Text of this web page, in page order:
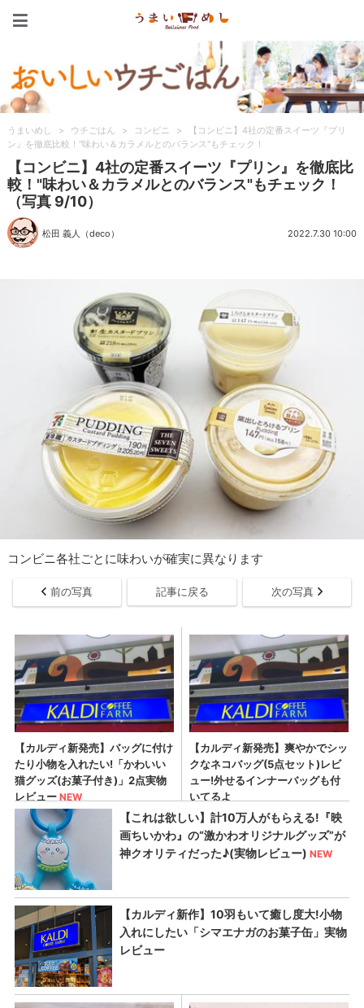
うまいめし > ウチごはん > コンビニ >
【コンビニ】4社の定番スイーツ『プリ
ン』を徹底比較！"味わい＆カラメルとのバランス"もチェック！
【コンビニ】4社の定番スイーツ『プリン』を徹底比
較！"味わい＆カラメルとのバランス"もチェック！
（写真 9/10）
松田 義人（deco） 2022.7.30 10:00
コンビニ各社ごとに味わいが確実に異なります
前の写真 記事に戻る 次の写真